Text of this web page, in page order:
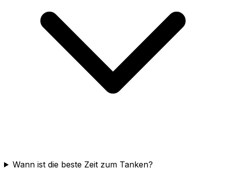
Wann ist die beste Zeit zum Tanken?